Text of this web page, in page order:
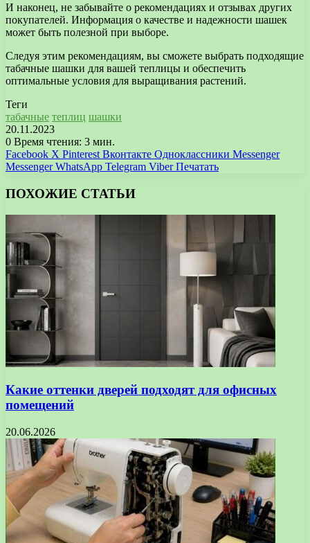
И наконец, не забывайте о рекомендациях и отзывах других
покупателей. Информация о качестве и надежности шашек
может быть полезной при выборе.
Следуя этим рекомендациям, вы сможете выбрать подходящие
табачные шашки для вашей теплицы и обеспечить
оптимальные условия для выращивания растений.
Теги
табачные теплиц шашки
20.11.2023
0 Время чтения: 3 мин.
Facebook X Pinterest Вконтакте Одноклассники Messenger
Messenger WhatsApp Telegram Viber Печатать
ПОХОЖИЕ СТАТЬИ
Какие оттенки дверей подходят для офисных
помещений
20.06.2026